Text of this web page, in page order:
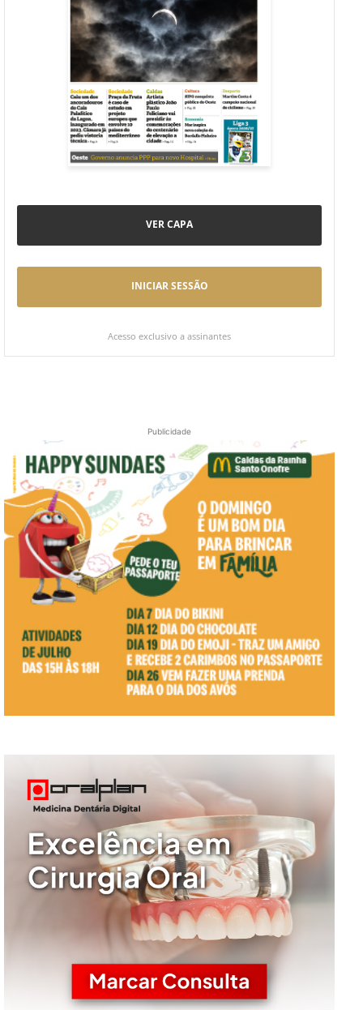
VER CAPA
INICIAR SESSÃO
Acesso exclusivo a assinantes
Publicidade